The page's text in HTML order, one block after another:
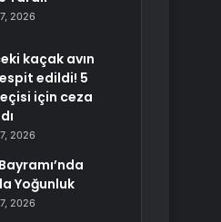
2026
kaçak avın
edildi! 5
için ceza
2026
Yoğunluk
2026